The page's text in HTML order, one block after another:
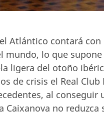
Atlántico contará
mundo, lo que
ligera del otoño
de crisis el Real
al
Caixanova no